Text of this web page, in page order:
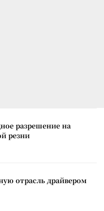
разрешение на
резни
отрасль драйвером